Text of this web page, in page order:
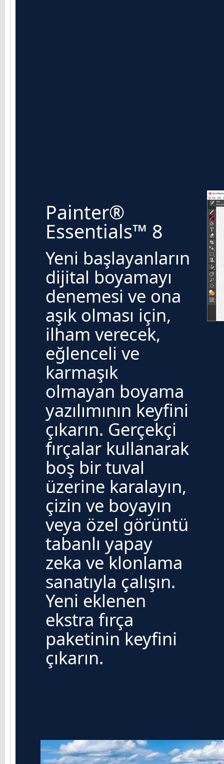
Painter®
Essentials™ 8
Yeni başlayanların
dijital boyamayı
denemesi ve ona
aşık olması için,
ilham verecek,
eğlenceli ve
karmaşık
olmayan boyama
yazılımının keyfini
çıkarın. Gerçekçi
fırçalar kullanarak
boş bir tuval
üzerine karalayın,
çizin ve boyayın
veya özel görüntü
tabanlı yapay
zeka ve klonlama
sanatıyla çalışın.
Yeni eklenen
ekstra fırça
paketinin keyfini
çıkarın.